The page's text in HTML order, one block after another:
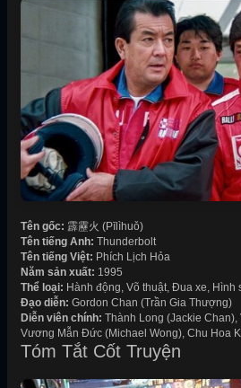
Tên gốc: 霹靂火 (Pīlìhuǒ)
Tên tiếng Anh: Thunderbolt
Tên tiếng Việt: Phích Lịch Hỏa
Năm sản xuất: 1995
Thể loại: Hành động, Võ thuật, Đua xe, Hình
Đạo diễn: Gordon Chan (Trần Gia Thượng)
Diễn viên chính: Thành Long (Jackie Chan),
Vương Mẫn Đức (Michael Wong), Chu Hoa
Tóm Tắt Cốt Truyện